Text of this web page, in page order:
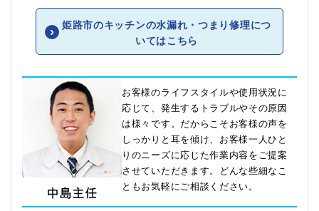
姫路市のキッチンの水漏れ・つまり修理につ
いてはこちら
お客様のライフスタイルや使用状況に
応じて、発生するトラブルやその原因
は様々です。だからこそお客様の声を
しっかりと耳を傾け、お客様一人ひと
りのニーズに応じた作業内容をご提案
させていただきます。どんな些細なこ
ともお気軽にご相談ください。